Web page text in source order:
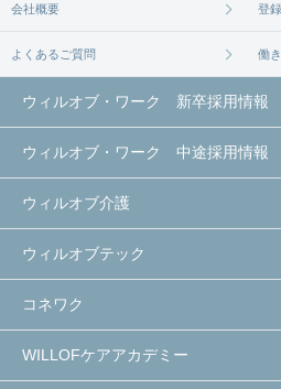
会社概要 登
よくあるご質問 働
ウィルオブ・ワーク 新卒採用情報
ウィルオブ・ワーク 中途採用情報
ウィルオブ介護
ウィルオブテック
コネワク
WILLOFケアアカデミー